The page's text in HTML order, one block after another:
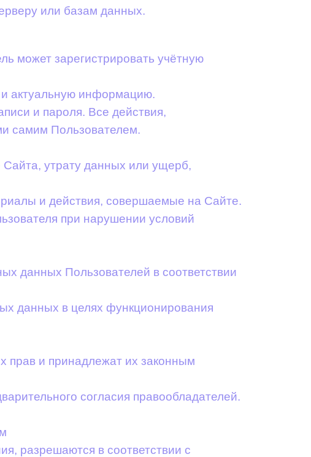
или базам данных.
может зарегистрировать учётную
и актуальную информацию.
и пароля. Все действия,
самим Пользователем.
Сайта, утрату данных или ущерб,
и действия, совершаемые на Сайте.
при нарушении условий
данных Пользователей в соответствии
данных в целях функционирования
прав и принадлежат их законным
согласия правообладателей.
разрешаются в соответствии с